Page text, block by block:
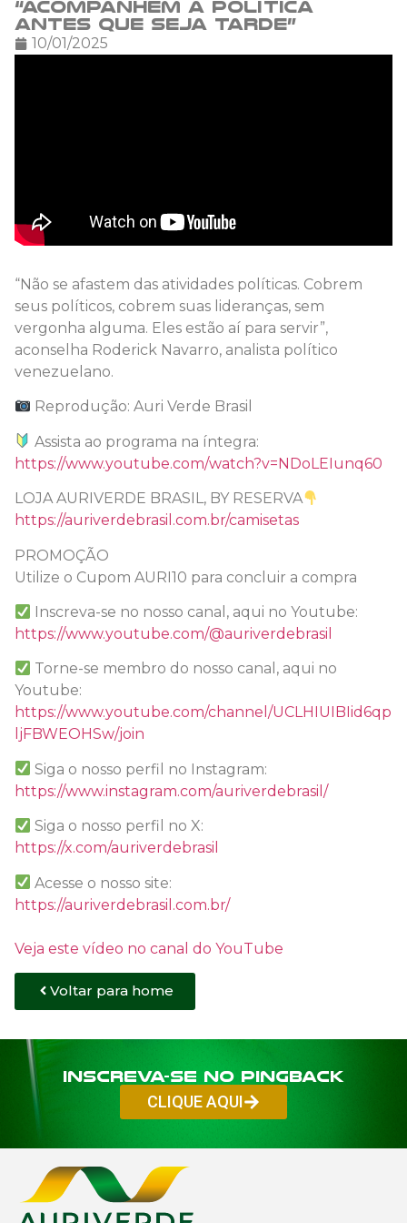
“Acompanhem a política
antes que seja tarde”
10/01/2025
“Não se afastem das atividades políticas. Cobrem
seus políticos, cobrem suas lideranças, sem
vergonha alguma. Eles estão aí para servir”,
aconselha Roderick Navarro, analista político
venezuelano.
Reprodução: Auri Verde Brasil
Assista ao programa na íntegra:
https://www.youtube.com/watch?v=NDoLEIunq60
LOJA AURIVERDE BRASIL, BY RESERVA
https://auriverdebrasil.com.br/camisetas
PROMOÇÃO
Utilize o Cupom AURI10 para concluir a compra
Inscreva-se no nosso canal, aqui no Youtube:
https://www.youtube.com/@auriverdebrasil
Torne-se membro do nosso canal, aqui no
Youtube:
https://www.youtube.com/channel/UCLHIUIBIid6qp
ljFBWEOHSw/join
Siga o nosso perfil no Instagram:
https://www.instagram.com/auriverdebrasil/
Siga o nosso perfil no X:
https://x.com/auriverdebrasil
Acesse o nosso site:
https://auriverdebrasil.com.br/
Veja este vídeo no canal do YouTube
Voltar para home
Inscreva-se no PINGBACK
CLIQUE AQUI